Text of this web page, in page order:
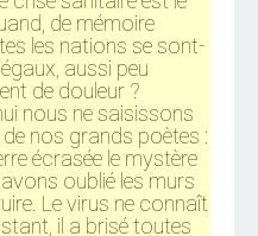
de mémoire
les nations se sont-
aussi peu
de douleur ?
nous ne saisissons
de nos grands poètes :
écrasée le mystère
oublié les murs
Le virus ne connaît
il a brisé toutes